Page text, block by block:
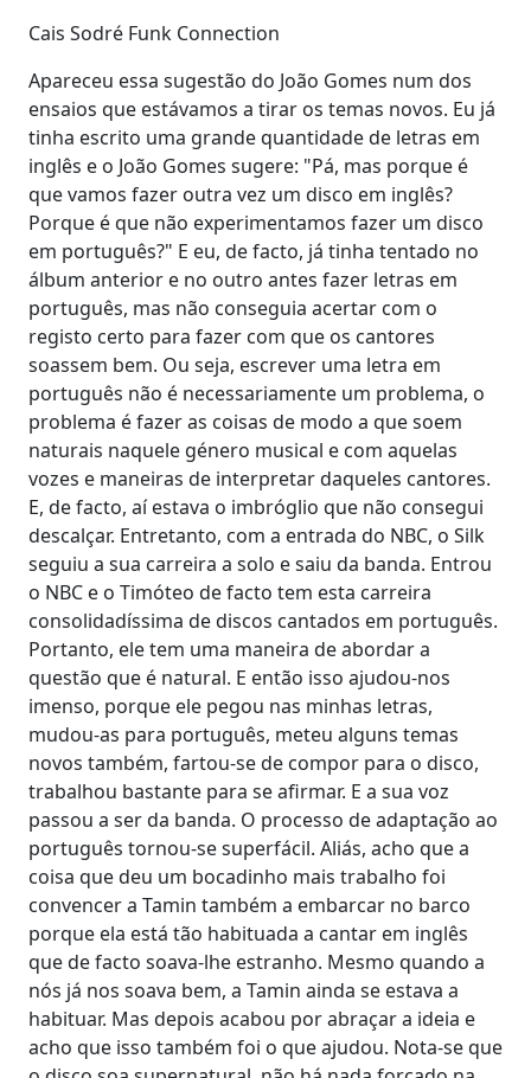
Cais Sodré Funk Connection
Apareceu essa sugestão do João Gomes num dos
ensaios que estávamos a tirar os temas novos. Eu já
tinha escrito uma grande quantidade de letras em
inglês e o João Gomes sugere: "Pá, mas porque é
que vamos fazer outra vez um disco em inglês?
Porque é que não experimentamos fazer um disco
em português?" E eu, de facto, já tinha tentado no
álbum anterior e no outro antes fazer letras em
português, mas não conseguia acertar com o
registo certo para fazer com que os cantores
soassem bem. Ou seja, escrever uma letra em
português não é necessariamente um problema, o
problema é fazer as coisas de modo a que soem
naturais naquele género musical e com aquelas
vozes e maneiras de interpretar daqueles cantores.
E, de facto, aí estava o imbróglio que não consegui
descalçar. Entretanto, com a entrada do NBC, o Silk
seguiu a sua carreira a solo e saiu da banda. Entrou
o NBC e o Timóteo de facto tem esta carreira
consolidadíssima de discos cantados em português.
Portanto, ele tem uma maneira de abordar a
questão que é natural. E então isso ajudou-nos
imenso, porque ele pegou nas minhas letras,
mudou-as para português, meteu alguns temas
novos também, fartou-se de compor para o disco,
trabalhou bastante para se afirmar. E a sua voz
passou a ser da banda. O processo de adaptação ao
português tornou-se superfácil. Aliás, acho que a
coisa que deu um bocadinho mais trabalho foi
convencer a Tamin também a embarcar no barco
porque ela está tão habituada a cantar em inglês
que de facto soava-lhe estranho. Mesmo quando a
nós já nos soava bem, a Tamin ainda se estava a
habituar. Mas depois acabou por abraçar a ideia e
acho que isso também foi o que ajudou. Nota-se que